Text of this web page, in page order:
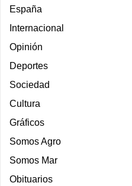
España
Internacional
Opinión
Deportes
Sociedad
Cultura
Gráficos
Somos Agro
Somos Mar
Obituarios